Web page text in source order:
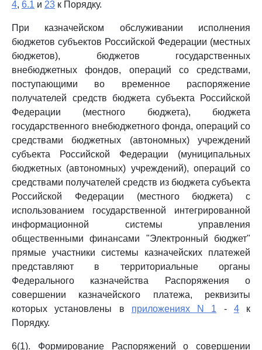
4, 6.1 и 23 к Порядку.
При казначейском обслуживании исполнения
бюджетов субъектов Российской Федерации (местных
бюджетов), бюджетов государственных
внебюджетных фондов, операций со средствами,
поступающими во временное распоряжение
получателей средств бюджета субъекта Российской
Федерации (местного бюджета), бюджета
государственного внебюджетного фонда, операций со
средствами бюджетных (автономных) учреждений
субъекта Российской Федерации (муниципальных
бюджетных (автономных) учреждений), операций со
средствами получателей средств из бюджета субъекта
Российской Федерации (местного бюджета) с
использованием государственной интегрированной
информационной системы управления
общественными финансами "Электронный бюджет"
прямые участники системы казначейских платежей
представляют в территориальные органы
Федерального казначейства Распоряжения о
совершении казначейского платежа, реквизиты
которых установлены в приложениях N 1 - 4к
Порядку.
6(1). Формирование Распоряжений о совершении